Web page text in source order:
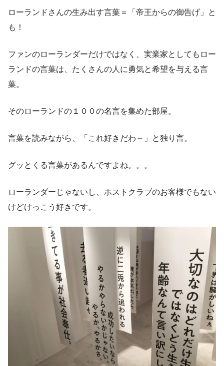
ローランドさんの生み出す言葉＝「帝王からの御告げ」と
も！
ファンのローランダーだけではなく、実業家としてもロー
ランドの言葉は、たくさんの人に勇気と希望を与える言
葉。
そのローランドの１００の名言を集めた部屋。
言葉を読みながら、「これ好きだわ～」と独り言。
グッとくる言葉があるんですよね。。。
ローランダーじゃないし、ホストクラブのお客様でもない
けどけっこう好きです。